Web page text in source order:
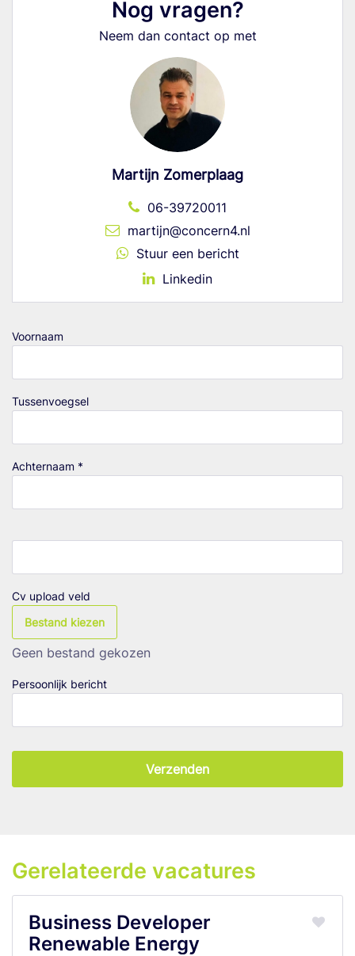
Nog vragen?
Neem dan contact op met
Martijn Zomerplaag
06-39720011
martijn@concern4.nl
Stuur een bericht
Linkedin
Voornaam
Tussenvoegsel
Achternaam *
Cv upload veld
Bestand kiezen
Geen bestand gekozen
Persoonlijk bericht
Verzenden
Gerelateerde vacatures
Business Developer
Renewable Energy